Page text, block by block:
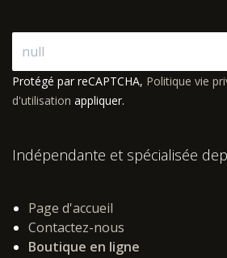
Protégé par reCAPTCHA, Politique vie
d'utilisation appliquer.
Indépendante et spécialisée
Page d'accueil
Contactez-nous
Boutique en ligne